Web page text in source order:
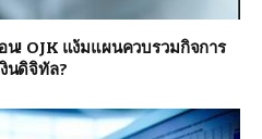
น! OJK แง้มแผนควบรวมกิจการ
นดิจิทัล?